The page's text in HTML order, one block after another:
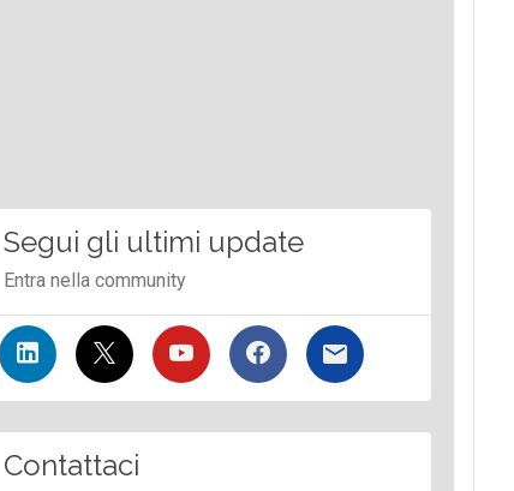
Segui gli ultimi update
Entra nella community
Contattaci